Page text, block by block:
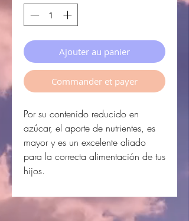
Ajouter au panier
Commander et payer
Por su contenido reducido en
azúcar, el aporte de nutrientes, es
mayor y es un excelente aliado
para la correcta alimentación de tus
hijos.